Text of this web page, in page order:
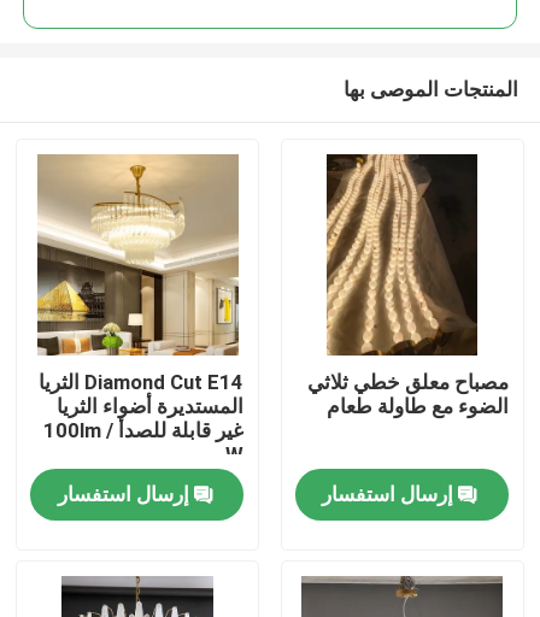
المنزل
المنتجات
المنتجات الموصى بها
مصباح معلق خطي ثلاثي
الضوء مع طاولة طعام
إرسال استفسار
Diamond Cut E14 الثريا
المستديرة أضواء الثريا
غير قابلة للصدأ 100lm /
W
إرسال استفسار